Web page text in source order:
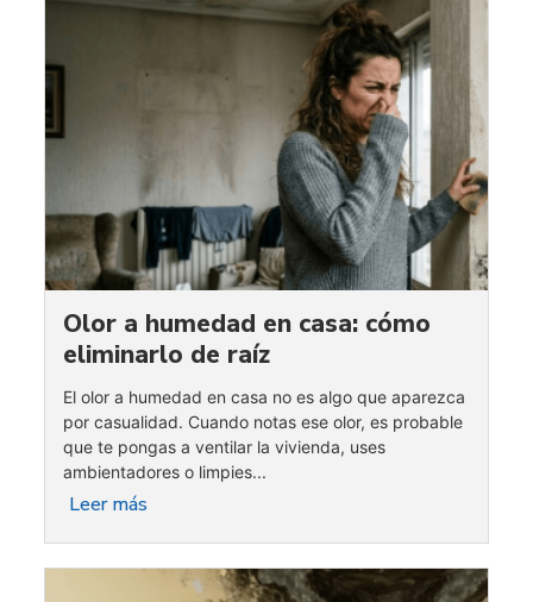
Olor a humedad en casa: cómo
eliminarlo de raíz
El olor a humedad en casa no es algo que aparezca
por casualidad. Cuando notas ese olor, es probable
que te pongas a ventilar la vivienda, uses
ambientadores o limpies...
Leer más